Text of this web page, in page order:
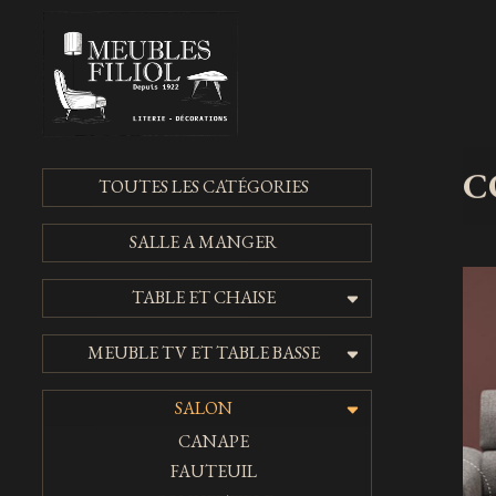
TOUTES LES CATÉGORIES
SALLE A MANGER
TABLE ET CHAISE
MEUBLE TV ET TABLE BASSE
SALON
CANAPE
FAUTEUIL